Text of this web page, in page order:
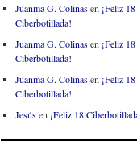
Juanma G. Colinasen ¡Feliz 18
Ciberbotillada!
Juanma G. Colinasen ¡Feliz 18
Ciberbotillada!
Juanma G. Colinasen ¡Feliz 18
Ciberbotillada!
Jesúsen ¡Feliz 18